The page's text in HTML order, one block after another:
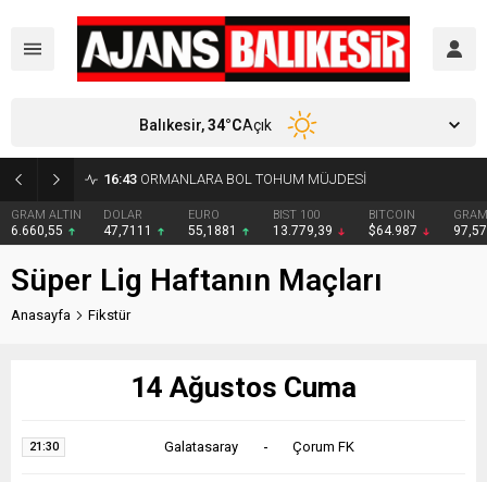
16:43 ORMANLARA BOL TOHUM MÜJDESİ
GRAM ALTIN
6.660,55
DOLAR
47,7111
EURO
55,1881
BIST 100
13.779,39
BITCOIN
$64.987
Balıkesir,34°CAçık
Süper Lig Haftanın Maçları
Anasayfa Fikstür
14 Ağustos Cuma
21:30 Galatasaray - Çorum FK